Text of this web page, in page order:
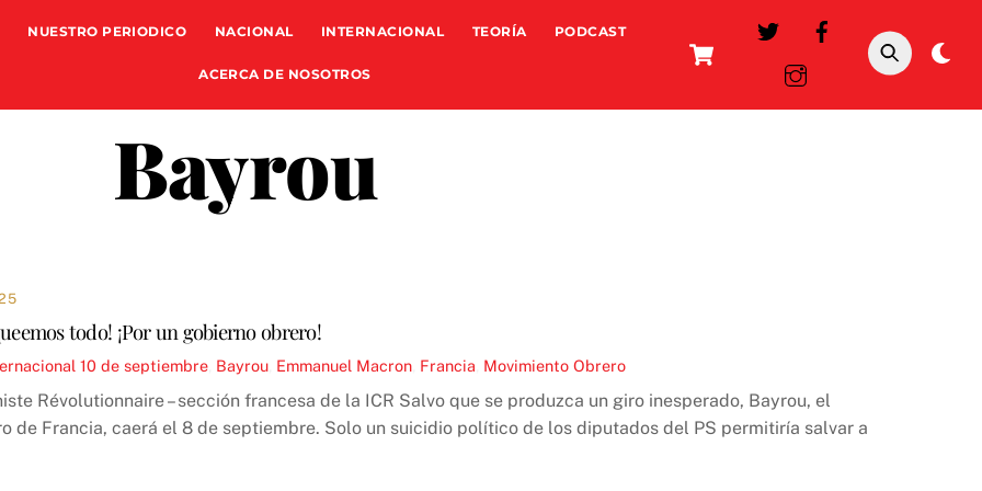
Cart
NUESTRO PERIODICO NACIONAL INTERNACIONAL TEORÍA PODCAST
ACERCA DE NOSOTROS
Bayrou
todo! ¡Por un gobierno obrero!
10 de septiembre Bayrou Emmanuel Macron Francia Movimiento Obrero
Révolutionnaire – sección francesa de la ICR Salvo que se produzca un giro inesperado, Bayrou, el
de Francia, caerá el 8 de septiembre. Solo un suicidio político de los diputados del PS permitiría salvar a